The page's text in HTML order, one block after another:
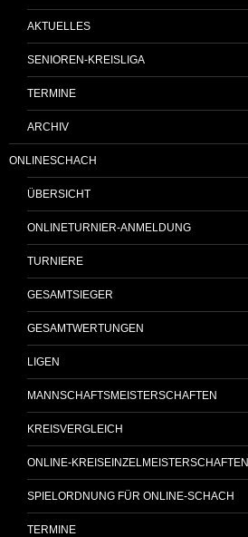
AKTUELLES
SENIOREN-KREISLIGA
TERMINE
ARCHIV
ONLINESCHACH
ÜBERSICHT
ONLINETURNIER-ANMELDUNG
TURNIERE
GESAMTSIEGER
GESAMTWERTUNGEN
LIGEN
MANNSCHAFTSMEISTERSCHAFTEN
KREISVERGLEICH
ONLINE-KREISEINZELMEISTERSCHAFTEN
SPIELORDNUNG FÜR ONLINE-SCHACH
TERMINE